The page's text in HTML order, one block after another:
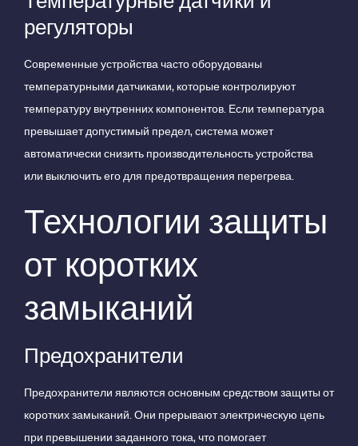
регуляторы
Современные устройства часто оборудованы
температурными датчиками, которые контролируют
температуру внутренних компонентов. Если температура
превышает допустимый предел, система может
автоматически снизить производительность устройства
или выключить его для предотвращения перегрева.
Технологии защиты
от коротких
замыканий
Предохранители
Предохранители являются основным средством защиты от
коротких замыканий. Они прерывают электрическую цепь
при превышении заданного тока, что помогает